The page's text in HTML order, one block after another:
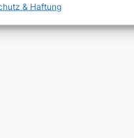
& Haftung